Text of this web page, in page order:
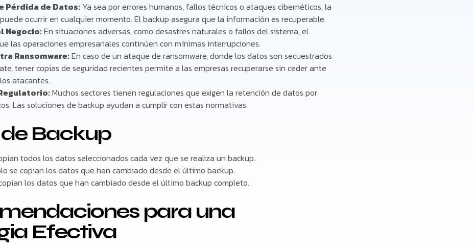
Pérdida de Datos: Ya sea por errores humanos, fallos técnicos o ataques cibernéticos, la
ocurrir en cualquier momento. El backup asegura que la información es recuperable.
Negocio:En situaciones adversas, como desastres naturales o fallos del sistema, el
las operaciones empresariales continúen con mínimas interrupciones.
Ransomware:En caso de un ataque de ransomware, donde los datos son secuestrados
tener copias de seguridad recientes permite a las empresas recuperarse sin ceder ante
atacantes.
Muchos sectores tienen regulaciones que exigen la retención de datos por
Las soluciones de backup ayudan a cumplir con estas normativas.
de Backup
todos los datos seleccionados cada vez que se realiza un backup.
se copian los datos que han cambiado desde el último backup.
los datos que han cambiado desde el último backup completo.
para una
Efectiva